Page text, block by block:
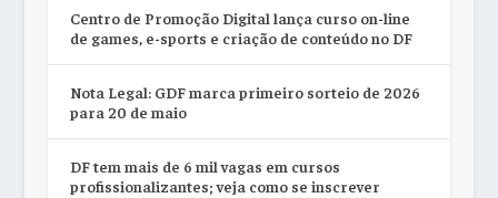
Centro de Promoção Digital lança curso on-line
de games, e-sports e criação de conteúdo no DF
Nota Legal: GDF marca primeiro sorteio de 2026
para 20 de maio
DF tem mais de 6 mil vagas em cursos
profissionalizantes; veja como se inscrever